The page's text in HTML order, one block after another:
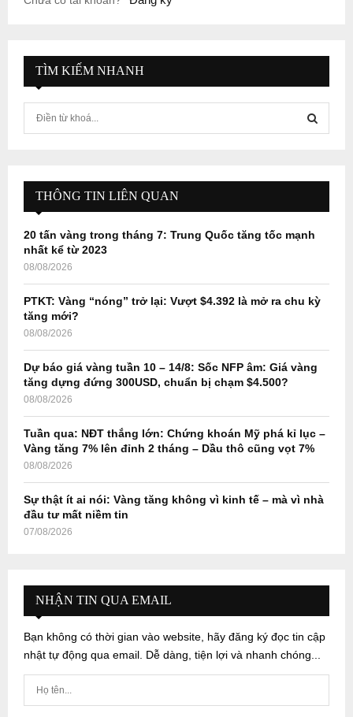
TÌM KIẾM NHANH
f
r
E
A
H
THÔNG TIN LIÊN QUAN
20 tấn vàng trong tháng 7: Trung Quốc tăng tốc mạnh
nhất kể từ 2023
08/08/2026
PTKT: Vàng “nóng” trở lại: Vượt $4.392 là mở ra chu kỳ
tăng mới?
08/08/2026
Dự báo giá vàng tuần 10 – 14/8: Sốc NFP âm: Giá vàng
tăng dựng đứng 300USD, chuẩn bị chạm $4.500?
08/08/2026
Tuần qua: NĐT thắng lớn: Chứng khoán Mỹ phá kỉ lục –
Vàng tăng 7% lên đỉnh 2 tháng – Dầu thô cũng vọt 7%
08/08/2026
Sự thật ít ai nói: Vàng tăng không vì kinh tế – mà vì nhà
đầu tư mất niềm tin
07/08/2026
NHẬN TIN QUA EMAIL
Bạn không có thời gian vào website, hãy đăng ký đọc tin cập
nhật tự động qua email. Dễ dàng, tiện lợi và nhanh chóng...